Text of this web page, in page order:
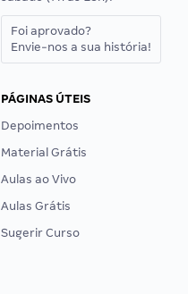
Foi aprovado?
Envie-nos a sua história!
PÁGINAS ÚTEIS
Depoimentos
Material Grátis
Aulas ao Vivo
Aulas Grátis
Sugerir Curso